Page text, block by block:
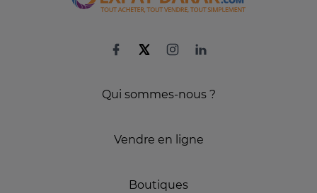
Qui sommes-nous ?
Vendre en ligne
Boutiques